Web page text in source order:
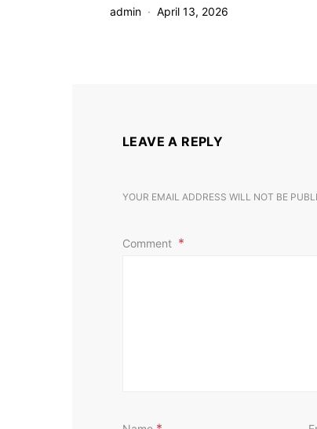
admin April 13, 2026
LEAVE A REPLY
YOUR EMAIL ADDRESS WILL NOT BE
Comment